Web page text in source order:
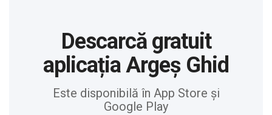
Descarcă gratuit
aplicația Argeș Ghid
Este disponibilă în App Store și
Google Play